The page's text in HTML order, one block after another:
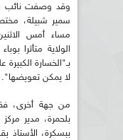
وقد وصفت نائب
سمير شبيلة،
مساء أمس
الولاية متأثرا
بـ"الخسارة
لا يمكن تعويضها".
من جهة أخرى،
بلحمرة، مدير
ببسكرة، الأستاذ